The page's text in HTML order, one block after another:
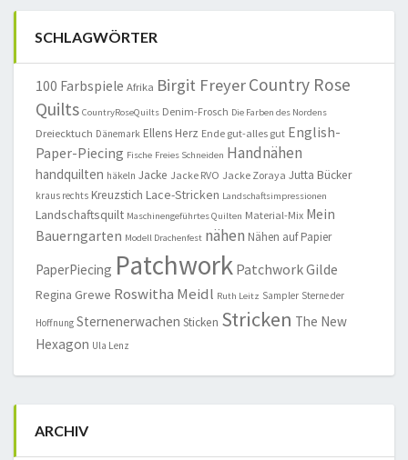
SCHLAGWÖRTER
100 Farbspiele Afrika Birgit FreyerCountry Rose
Quilts CountryRoseQuilts Denim-Frosch Die Farben des Nordens
Dreiecktuch Dänemark Ellens Herz Ende gut-alles gut English-
Paper-Piecing Fische Freies Schneiden Handnähen
handquilten häkeln Jacke Jacke RVO Jacke Zoraya Jutta Bücker
kraus rechts Kreuzstich Lace-Stricken Landschaftsimpressionen
Landschaftsquilt Maschinengeführtes Quilten Material-Mix Mein
Bauerngarten Modell Drachenfest nähen Nähen auf Papier
PaperPiecing Patchwork Patchwork Gilde
Regina Grewe Roswitha Meidl Ruth Leitz Sampler Sterne der
Hoffnung Sternenerwachen Sticken Stricken The New
Hexagon Ula Lenz
ARCHIV